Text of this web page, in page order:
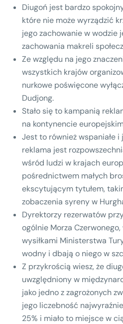
Diugoń jest bardzo
które nie może wyrządzić
jego zachowanie w wodzie
zachowania makreli
Ze względu na jego
wszystkich krajów
nurkowe poświęcone
Dudjong.
Stało się to kampanią
na kontynencie
Jest to również wspaniałe
reklama jest
wśród ludzi w krajach
pośrednictwem małych
ekscytującym tytułem,
zobaczenia syreny w
Dyrektorzy rezerwatów
ogólnie Morza
wysiłkami Ministerstwa
wodny i dbają o niego w
Z przykrością wiesz, że
uwzględniony w
jako jedno z zagrożonych
jego liczebność
25% i miało to miejsce w